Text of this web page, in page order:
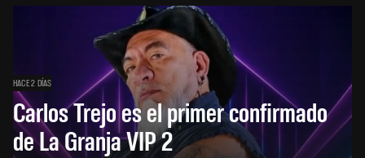
HACE 2 DÍAS
Carlos Trejo es el primer confirmado
de La Granja VIP 2